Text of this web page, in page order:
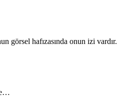
görsel hafızasında onun izi vardır.